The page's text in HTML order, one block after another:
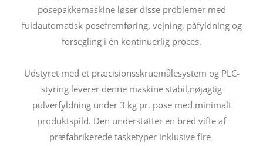
posepakkemaskine løser disse problemer med
fuldautomatisk posefremføring, vejning, påfyldning og
forsegling i én kontinuerlig proces.
Udstyret med et præcisionsskruemålesystem og PLC-
styring leverer denne maskine stabil,nøjagtig
pulverfyldning under 3 kg pr. pose med minimalt
produktspild. Den understøtter en bred vifte af
præfabrikerede tasketyper inklusive fire-